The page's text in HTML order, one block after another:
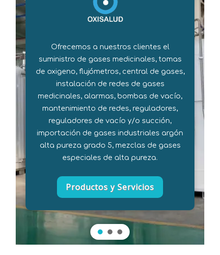
Ofrecemos a nuestros clientes el
suministro de gases medicinales, tomas
de oxigeno, flujómetros, central de gases,
instalación de redes de gases
medicinales, alarmas, bombas de vacío,
mantenimiento de redes, reguladores,
reguladores de vacío y/o succión,
importación de gases industriales argón
alta pureza grado 5, mezclas de gases
especiales de alta pureza.
Productos y Servicios